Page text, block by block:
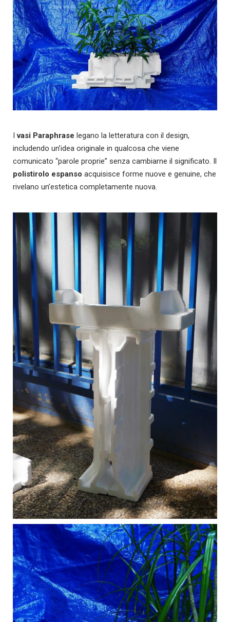
Ivasi Paraphrase legano la letteratura con il design,
includendo un’idea originale in qualcosa che viene
comunicato “parole proprie” senza cambiarne il significato. Il
polistirolo espanso acquisisce forme nuove e genuine, che
rivelano un’estetica completamente nuova.